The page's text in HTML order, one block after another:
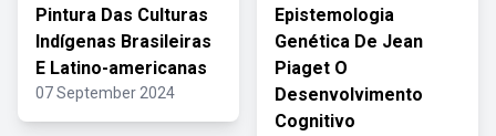
Pintura Das Culturas
Indígenas Brasileiras
E Latino-americanas
07 September 2024
Epistemologia
Genética De Jean
Piaget O
Desenvolvimento
Cognitivo